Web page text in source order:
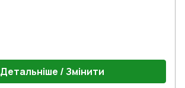
Детальніше / Змінити